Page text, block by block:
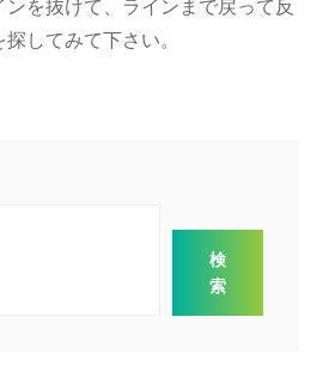
を抜けて、ラインまで戻って反
してみて下さい。
検
索